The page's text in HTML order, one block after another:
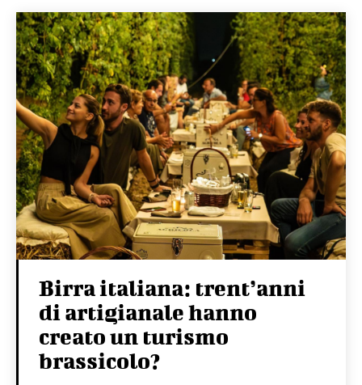
Birra italiana: trent’anni
di artigianale hanno
creato un turismo
brassicolo?